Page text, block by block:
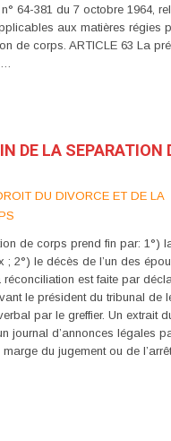
64-381 du 7 octobre 1964,
aux matières régies
de corps. ARTICLE 63 La
DE LA SEPARATION
DU DIVORCE ET DE LA
de corps prend fin par: 1°)
2°) le décès de l’un des
réconciliation est faite par
le président du tribunal de
par le greffier. Un extrait
journal d’annonces légales
du jugement ou de